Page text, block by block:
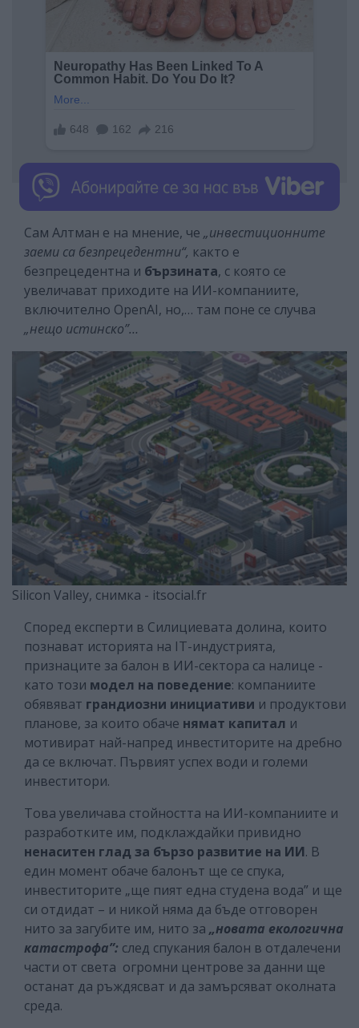
Сам Алтман е на мнение, че „инвестиционните
заеми са безпрецедентни“, както е
безпрецедентна и бързината, с която се
увеличават приходите на ИИ-компаниите,
включително OpenAI, но,… там поне се случва
„нещо истинско”…
Silicon Valley, снимка - itsocial.fr
Според експерти в Силициевата долина, които
познават историята на IT-индустрията,
признаците за балон в ИИ-сектора са налице -
като този модел на поведение: компаниите
обявяват грандиозни инициативи и продуктови
планове, за които обаче нямат капитал и
мотивират най-напред инвеститорите на дребно
да се включат. Първият успех води и големи
инвеститори.
Това увеличава стойността на ИИ-компаниите и
разработките им, подклаждайки привидно
ненаситен глад за бързо развитие на ИИ. В
един момент обаче балонът ще се спука,
инвеститорите „ще пият една студена вода” и ще
си отдидат – и никой няма да бъде отговорен
нито за загубите им, нито за „новата екологична
катастрофа”: след спукания балон в отдалечени
части от света огромни центрове за данни ще
останат да ръждясват и да замърсяват околната
среда.